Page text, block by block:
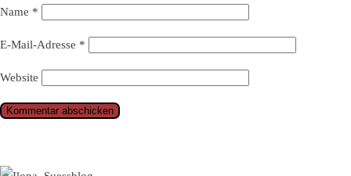
Name *
E-Mail-Adresse *
Website